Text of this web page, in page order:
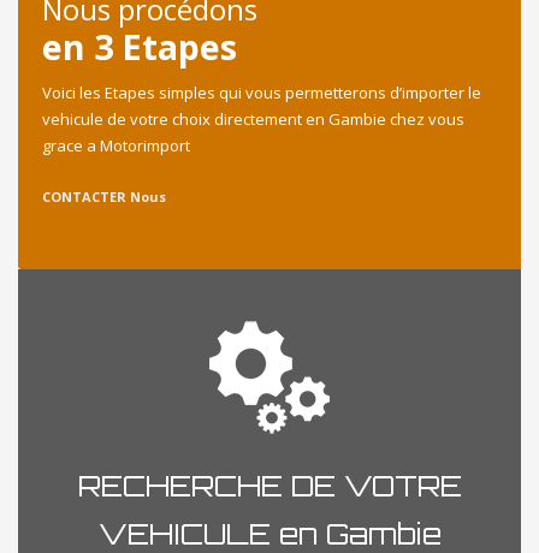
Nous procédons
en 3 Etapes
Voici les Etapes simples qui vous permetterons d’importer le
vehicule de votre choix directement en Gambie chez vous
grace a Motorimport
CONTACTER Nous
RECHERCHE DE VOTRE
VEHICULE en Gambie